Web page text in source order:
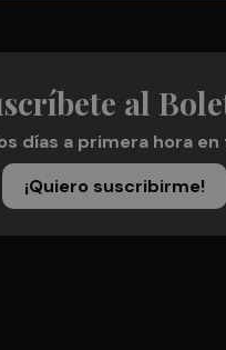
al
días a primera hora en
¡Quiero suscribirme!